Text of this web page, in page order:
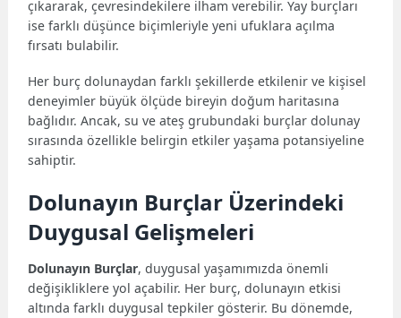
çıkararak, çevresindekilere ilham verebilir. Yay burçları
ise farklı düşünce biçimleriyle yeni ufuklara açılma
fırsatı bulabilir.
Her burç dolunaydan farklı şekillerde etkilenir ve kişisel
deneyimler büyük ölçüde bireyin doğum haritasına
bağlıdır. Ancak, su ve ateş grubundaki burçlar dolunay
sırasında özellikle belirgin etkiler yaşama potansiyeline
sahiptir.
Dolunayın Burçlar Üzerindeki
Duygusal Gelişmeleri
Dolunayın Burçlar, duygusal yaşamımızda önemli
değişikliklere yol açabilir. Her burç, dolunayın etkisi
altında farklı duygusal tepkiler gösterir. Bu dönemde,